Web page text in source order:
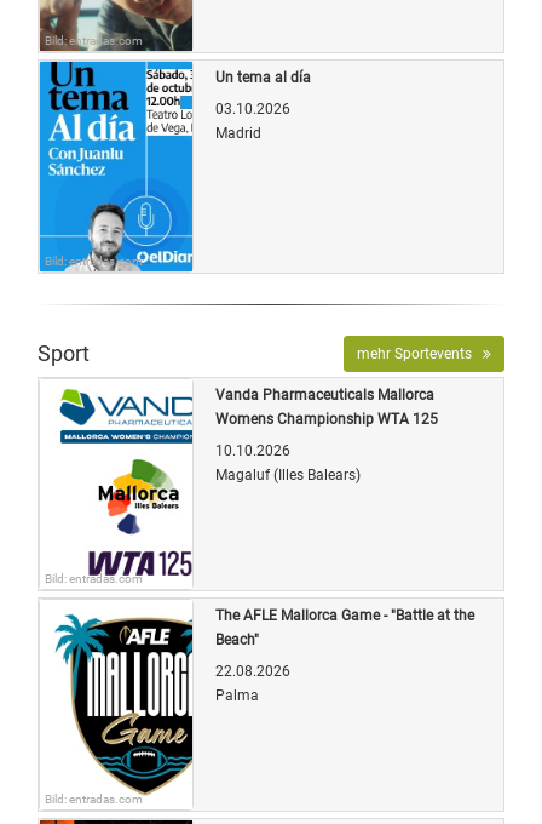
Bild: entradas.com
Bild: entradas.com
Un tema al día
03.10.2026
Madrid
Sport mehr Sportevents
Bild: entradas.com
Vanda Pharmaceuticals Mallorca
Womens Championship WTA 125
10.10.2026
Magaluf (Illes Balears)
Bild: entradas.com
The AFLE Mallorca Game - "Battle at the
Beach"
22.08.2026
Palma